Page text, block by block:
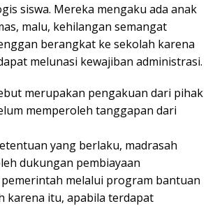
siswa. Mereka mengaku ada anak
malu, kehilangan semangat
berangkat ke sekolah karena
melunasi kewajiban administrasi.
merupakan pengakuan dari pihak
memperoleh tanggapan dari
yang berlaku, madrasah
dukungan pembiayaan
melalui program bantuan
karena itu, apabila terdapat